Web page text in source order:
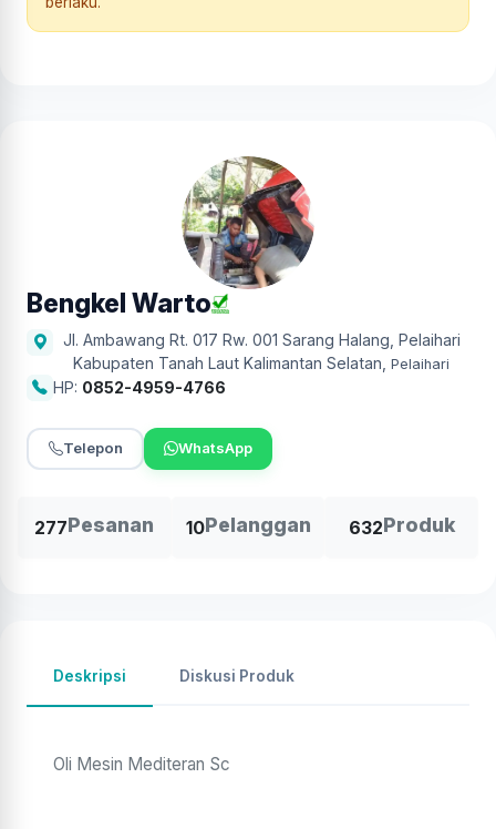
Bengkel Warto
Jl. Ambawang Rt. 017 Rw. 001 Sarang Halang, Pelaihari
Kabupaten Tanah Laut Kalimantan Selatan Pelaihari
HP: 0852-4959-4766
Telepon WhatsApp
277Pesanan 10Pelanggan 632Produk
Deskripsi Diskusi Produk
Oli Mesin Mediteran Sc